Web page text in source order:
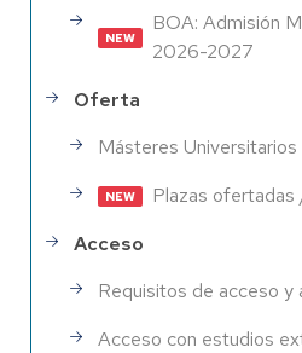
BOA: Admisión
2026-2027
Oferta
Másteres Universitarios
Plazas ofertadas
Acceso
Requisitos de acceso y
Acceso con estudios